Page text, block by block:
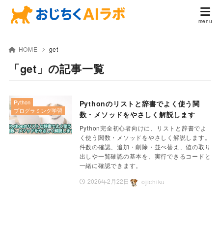
HOME get
「get」の記事一覧
Pythonのリストと辞書でよく使う関
数・メソッドをやさしく解説します
Python完全初心者向けに、リストと辞書でよ
く使う関数・メソッドをやさしく解説します。
件数の確認、追加・削除・並べ替え、値の取り
出しや一覧確認の基本を、実行できるコードと
一緒に確認できます。
2026年2月22日
Python
プログラミング学習
ojichiku